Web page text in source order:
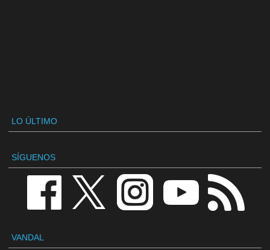
LO ÚLTIMO
SÍGUENOS
VANDAL